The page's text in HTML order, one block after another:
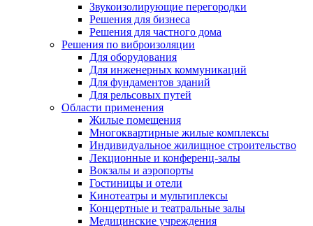
Звукоизолирующие перегородки
Решения для бизнеса
Решения для частного дома
Решения по виброизоляции
Для оборудования
Для инженерных коммуникаций
Для фундаментов зданий
Для рельсовых путей
Области применения
Жилые помещения
Многоквартирные жилые комплексы
Индивидуальное жилищное строительство
Лекционные и конференц-залы
Вокзалы и аэропорты
Гостиницы и отели
Кинотеатры и мультиплексы
Концертные и театральные залы
Медицинские учреждения